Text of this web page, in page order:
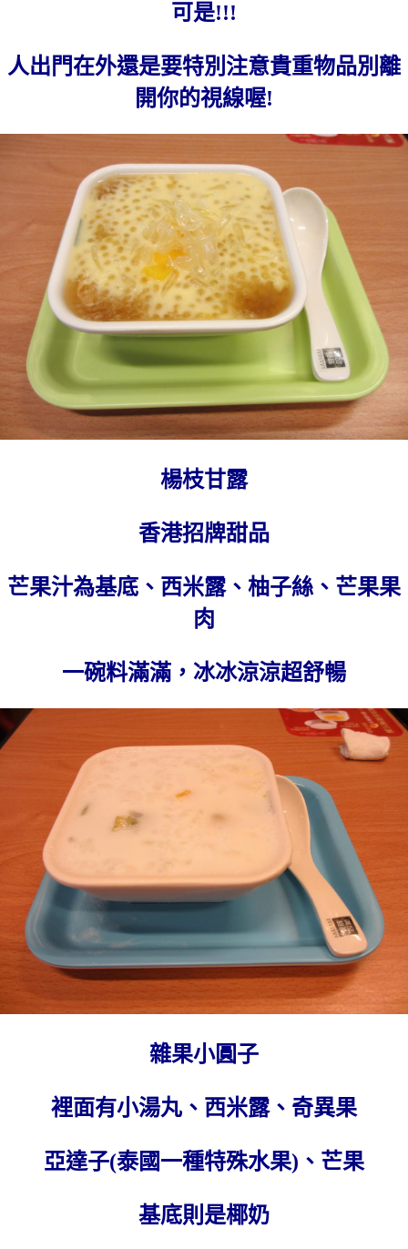
可是!!!
人出門在外還是要特別注意貴重物品別離
開你的視線喔!
楊枝甘露
香港招牌甜品
芒果汁為基底、西米露、柚子絲、芒果果
肉
一碗料滿滿，冰冰涼涼超舒暢
雜果小圓子
裡面有小湯丸、西米露、奇異果
亞達子(泰國一種特殊水果)、芒果
基底則是椰奶